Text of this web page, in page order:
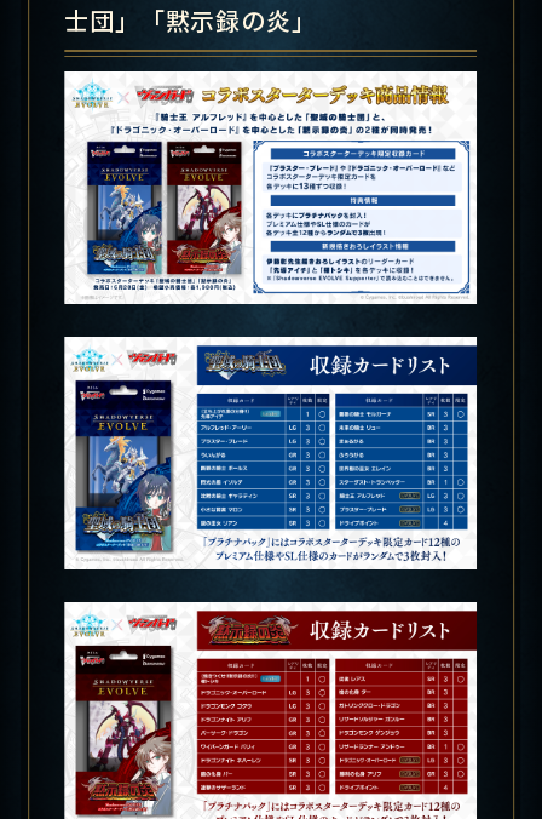
士団」「黙示録の炎」